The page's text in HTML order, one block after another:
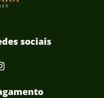
sociais